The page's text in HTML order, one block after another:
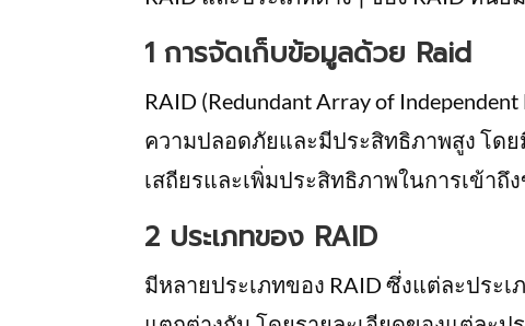
1 การจัดเก็บข้อมูลด้วย Raid
RAID (Redundant Array of
ความปลอดภัยและมีประสิทธิภาพสูง โด
เสถียรและเพิ่มประสิทธิภาพในการเข้าถึ
2 ประเภทของ RAID
มีหลายประเภทของ RAID ซึ่งแต่ละประ